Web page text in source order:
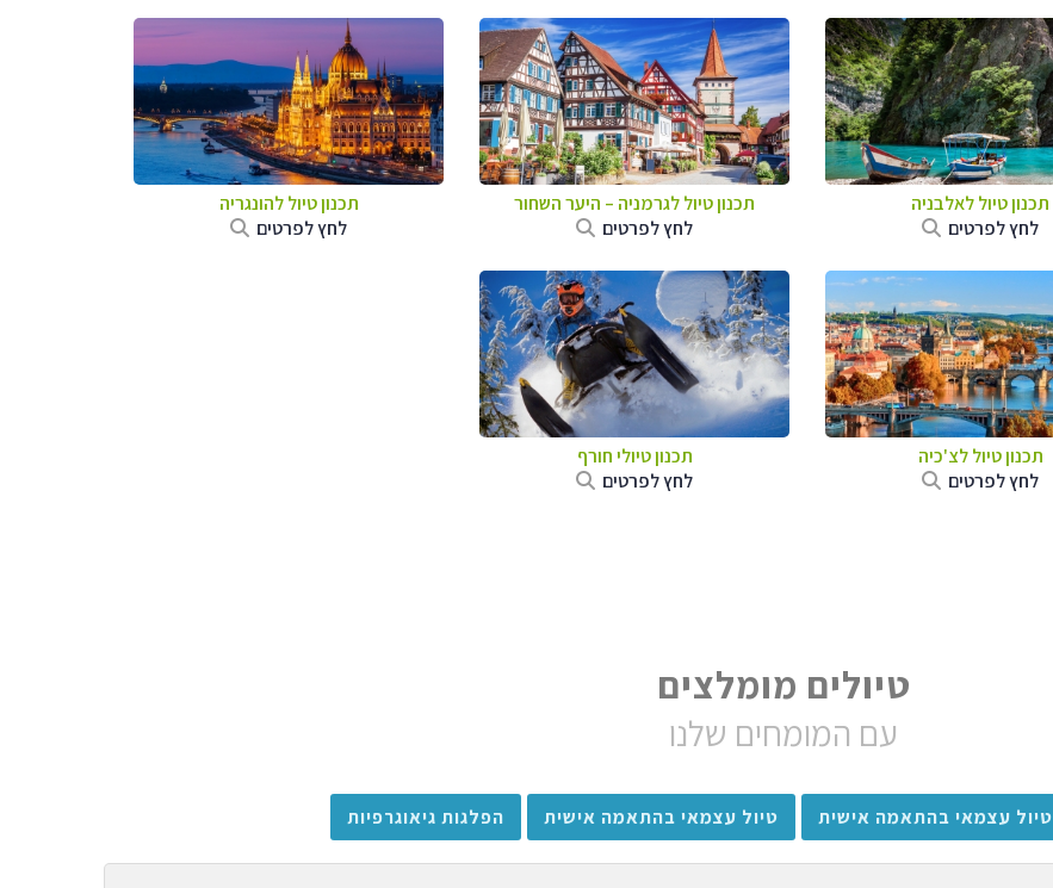
תכנון טיול לאלבניה
לחץ לפרטים
תכנון טיול לגרמניה – היער השחור
לחץ לפרטים
תכנון טיול להונגריה
לחץ לפרטים
תכנון טיול לצ'כיה
לחץ לפרטים
תכנון טיולי חורף
לחץ לפרטים
טיולים מומלצים
עם המומחים שלנו
טיול עצמאי בהתאמה אישית טיול עצמאי בהתאמה אישית הפלגות גיאוגרפיות